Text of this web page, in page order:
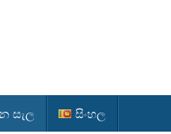
සැල සිංහල